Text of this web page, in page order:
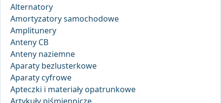
Alternatory
Amortyzatory samochodowe
Amplitunery
Anteny CB
Anteny naziemne
Aparaty bezlusterkowe
Aparaty cyfrowe
Apteczki i materiały opatrunkowe